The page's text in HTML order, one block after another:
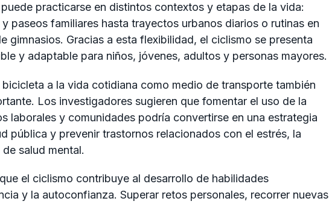
practicarse en distintos contextos y etapas de la vida:
paseos familiares hasta trayectos urbanos diarios o rutinas en
gimnasios. Gracias a esta flexibilidad, el ciclismo se presenta
y adaptable para niños, jóvenes, adultos y personas mayores.
a la vida cotidiana como medio de transporte también
Los investigadores sugieren que fomentar el uso de la
laborales y comunidades podría convertirse en una estrategia
pública y prevenir trastornos relacionados con el estrés, la
salud mental.
el ciclismo contribuye al desarrollo de habilidades
y la autoconfianza. Superar retos personales, recorrer nuevas